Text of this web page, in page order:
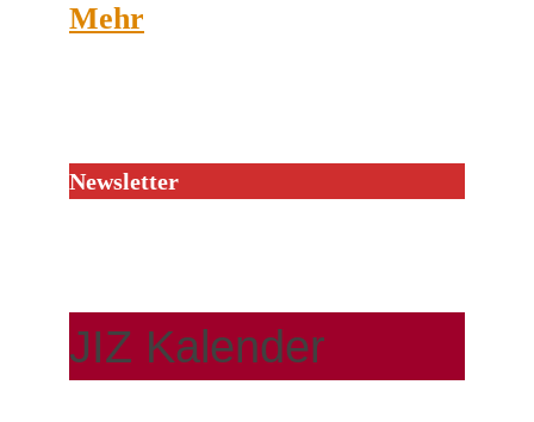
Mehr
Newsletter
JIZ Kalender